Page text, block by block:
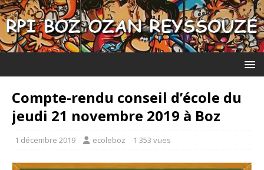
Compte-rendu conseil d’école du
jeudi 21 novembre 2019 à Boz
1 décembre 2019 ecoleboz 1 353 vues